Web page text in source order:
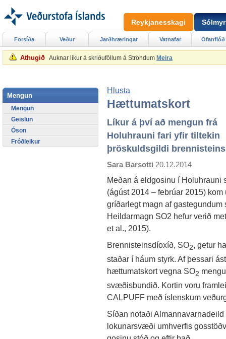
Athugið Auknar líkur á skriðuföllum á Ströndum Meira
Hlusta
Hættumatskort
Líkur á því að mengun frá
Holuhrauni fari yfir tiltekin
þröskuldsgildi brennisteins
Sara Barsotti 20.12.2014
Meðan á eldgosinu í Holuhrauni
(ágúst 2014 – febrúar 2015) kom
gríðarlegt magn af
Heildarmagn SO2 hefur verið
et al., 2015).
Brennisteinsdíoxíð, SO2, getur
staðar í háum styrk. Af þessari
hættumatskort vegna SO2
svæðisbundið. Kortin voru
CALPUFF með íslenskum
Síðan notaði
lokunarsvæði umhverfis
Forsíða Veður Jarðhræringar Vatnafar Ofanflóð
Mengun
Mengun
Geislun
Óson
Fróðleikur
Reykjanesskagi